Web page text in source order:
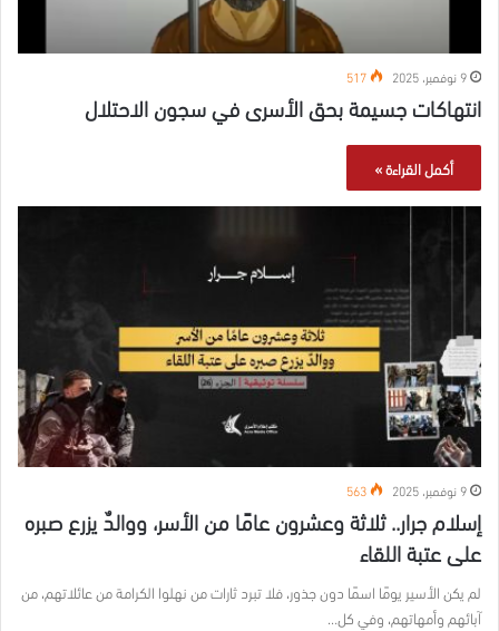
9 نوفمبر، 2025 517
انتهاكات جسيمة بحق الأسرى في سجون الاحتلال
أكمل القراءة »
9 نوفمبر، 2025 563
إسلام جرار.. ثلاثة وعشرون عامًا من الأسر، ووالدٌ يزرع صبره
على عتبة اللقاء
لم يكن الأسير يومًا اسمًا دون جذور، فلا تبرد ثارات من نهلوا الكرامة من عائلاتهم، من
آبائهم وأمهاتهم، وفي كل…